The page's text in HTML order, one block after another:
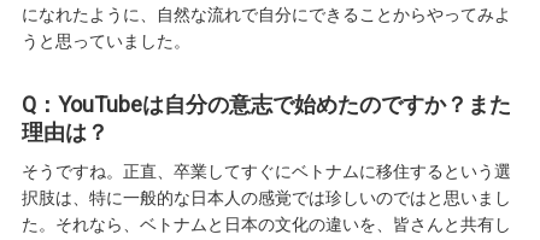
になれたように、自然な流れで自分にできることからやってみよ
うと思っていました。
Q：YouTubeは自分の意志で始めたのですか？また
理由は？
そうですね。正直、卒業してすぐにベトナムに移住するという選
択肢は、特に一般的な日本人の感覚では珍しいのではと思いまし
た。それなら、ベトナムと日本の文化の違いを、皆さんと共有し